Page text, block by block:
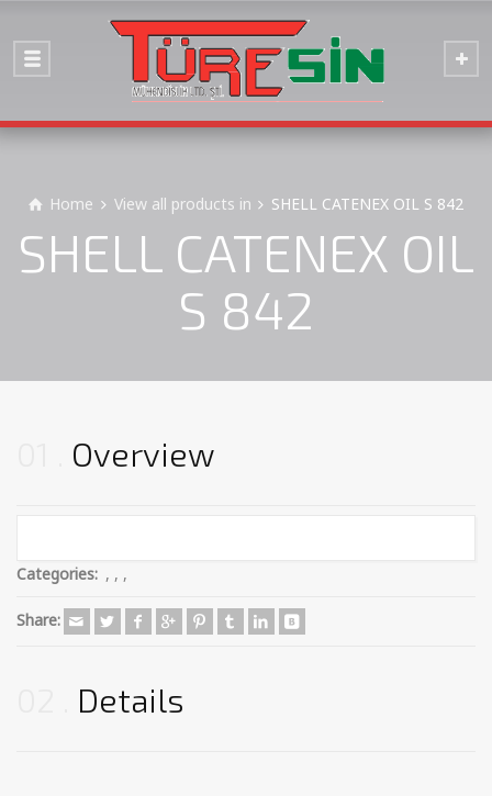
Home View all products in SHELL CATENEX OIL S 842
SHELL CATENEX OIL
S 842
Overview
Categories: , , ,
Share:
Details